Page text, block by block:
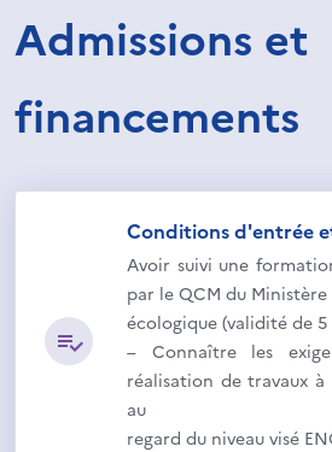
Admissions et
financements
Conditions d'entrée
Avoir suivi une
par le QCM du
écologique (validité de 5
– Connaître les
réalisation de travaux
au
regard du niveau visé